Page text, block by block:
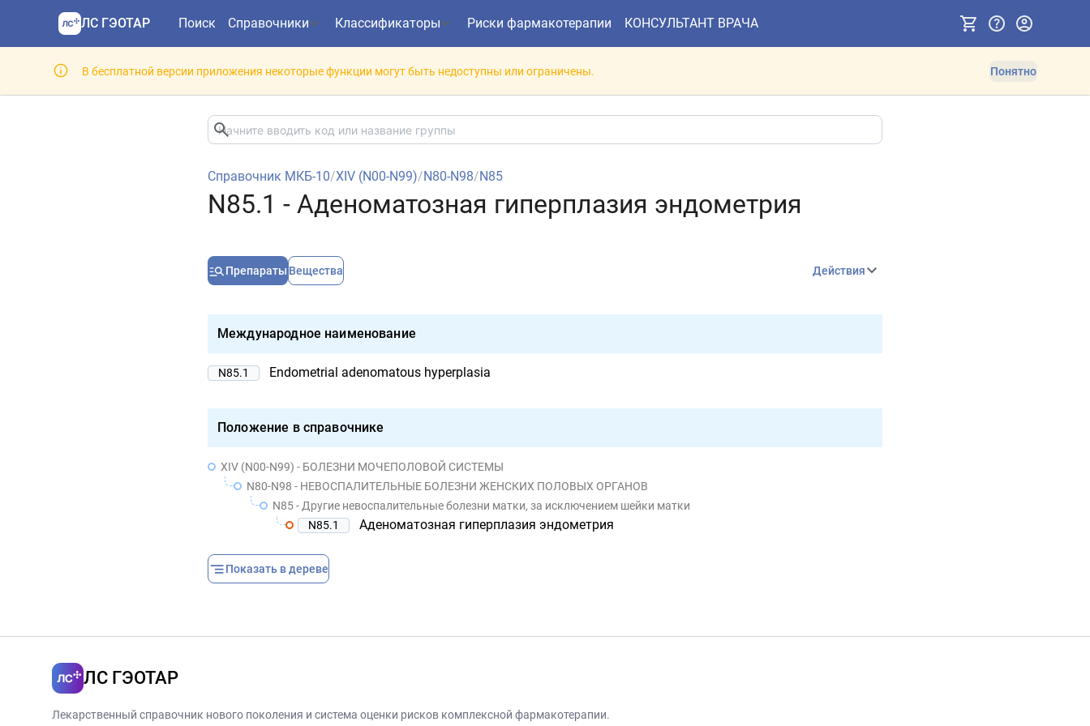
ЛС ГЭОТАР Поиск Справочники Классификаторы Риски фармакотерапии КОНСУЛЬТАНТ ВРАЧА
В бесплатной версии приложения некоторые функции могут быть недоступны или ограничены. Понятно
Справочник МКБ-10/XIV (N00-N99)/N80-N98/N85
N85.1 - Аденоматозная гиперплазия эндометрия
Препараты Вещества Действия
Международное наименование
N85.1 Endometrial adenomatous hyperplasia
Положение в справочнике
XIV (N00-N99) - БОЛЕЗНИ МОЧЕПОЛОВОЙ СИСТЕМЫ
N80-N98 - НЕВОСПАЛИТЕЛЬНЫЕ БОЛЕЗНИ ЖЕНСКИХ ПОЛОВЫХ ОРГАНОВ
N85 - Другие невоспалительные болезни матки, за исключением шейки матки
N85.1
Аденоматозная гиперплазия эндометрия
Показать в дереве
ЛС ГЭОТАР
Лекарственный справочник нового поколения и система оценки рисков комплексной фармакотерапии.